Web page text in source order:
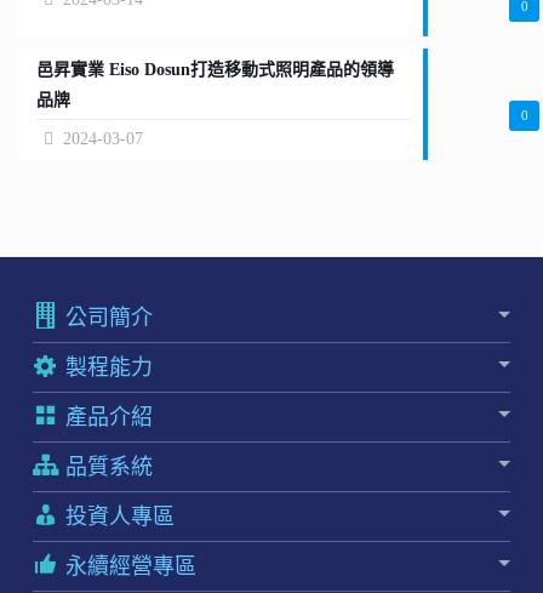
0
0
邑昇實業 Eiso Dosun打造移動式照明產品的領導
品牌
2024-03-07
公司簡介
製程能力
產品介紹
品質系統
投資人專區
永續經營專區